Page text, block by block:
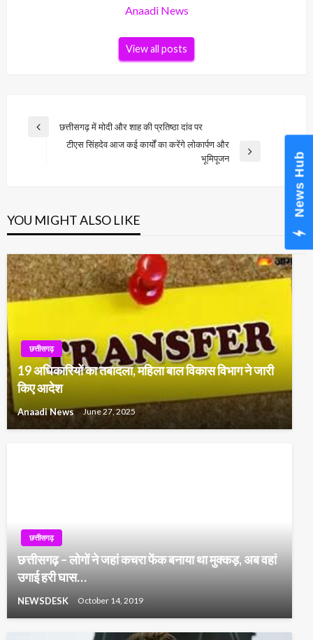
Anaadi News
View all posts
Post
navigation
Previous
छत्तीसगढ़ में मोदी और शाह की प्रतिष्ठा दांव पर
टीएस सिंहदेव आज कई कार्यों का करेंगे लोकार्पण और
भूमिपूजन
YOU MIGHT ALSO LIKE
छत्तीसगढ़
19 अधिकारियों का तबादला, महिला बाल विकास विभाग ने जारी
किए आदेश
Anaadi News June 27, 2025
छत्तीसगढ़
छत्तीसगढ़ – लोगों ने जहां कचरा फेंक बनाया था मुक्कड़, अब वहां
उगाई हरी घास…
NEWSDESK October 14, 2019
News Hub